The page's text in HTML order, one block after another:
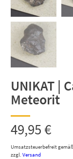
UNIKAT |
Meteorit
49,95€
Umsatzsteuerbefreit gemäß
zzgl.Versand